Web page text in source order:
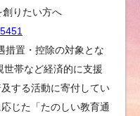
りたい方へ
措置・控除の対象とな
世帯など経済的に支援
する活動に寄付してい
じた「たのしい教育通